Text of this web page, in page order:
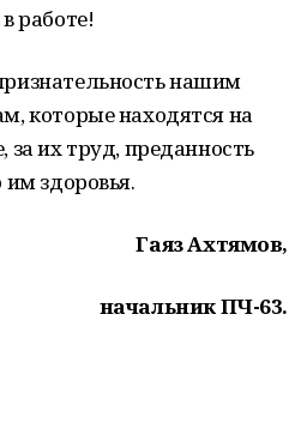
работе!
нашим
которые находятся на
их труд, преданность
здоровья.
Гаяз Ахтямов,
начальник ПЧ-63.